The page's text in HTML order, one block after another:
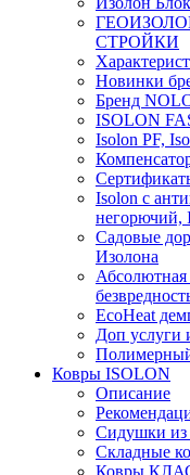
СТРОЙКИ
Новинки
Бренд
ISOLON
Isolon PF,
Isolon с
негорючий,
Садовые
Изолона
Абсолютная
EcoHeat
Доп услуги
Ковры ISOLON
Описание
Сидушки из
Складные
Ковры